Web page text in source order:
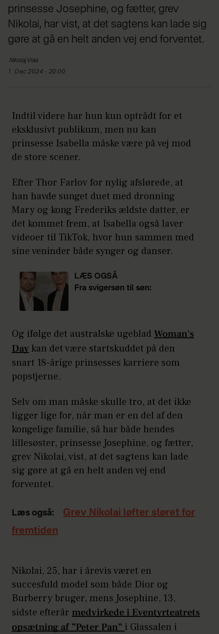
prinsesse Josephine, og fætter, grev
Nikolai, har vist, at det sagtens kan lade sig
gøre at gå en helt anden vej end forventet.
Nikolaj Vraa
1. Dec 2024 - 20:00
Indtil videre har hun kun optrådt for et
eksklusivt publikum, men nu kan
prinsesse Isabella måske være på vej mod
de store scener.
Efter Thor Farlov for nylig afslørede, at
han havde sunget duet med dronning
Mary og kong Frederiks ældste datter, er
det kommet frem, at Isabella også laver
videoer til TikTok, hvor hun sammen med
sine veninder både synger og danser.
LÆS OGSÅ
Fra svigersøn til søn:
Og ifølge det australske ugeblad Woman's
Day kan det være startskuddet på den
snart 18-årige prinsesses karriere som
popstjerne.
Selv om man måske skulle tro, at det ikke
ligger lige for, når man er en del af den
kongelige familie, så har både hendes
lillesøster, prinsesse Josephine, og fætter,
grev Nikolai, vist, at det sagtens kan lade
sig gøre at gå en helt anden vej end
forventet.
Læs også:
Grev Nikolai løfter sløret for
fremtiden
Nikolai, 25, har i årevis været en
succesfuld model som både Dior og
Burberry bruger, mens Josephine, 13,
sidste efterår medvirkede i Eventyrteatrets
opsætning af ”Peter Pan” i Glassalen i